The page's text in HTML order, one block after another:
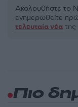
Ακολουθήστε το
ενημερωθείτε
τελευταία νέα
Πιο